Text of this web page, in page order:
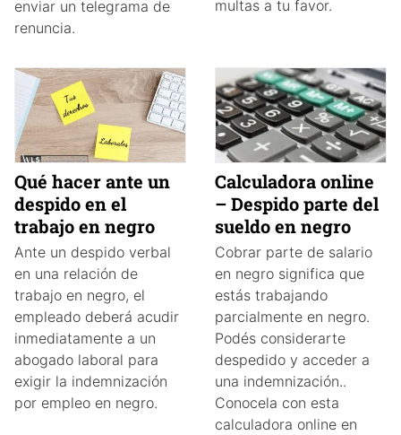
enviar un telegrama de
renuncia.
multas a tu favor.
Qué hacer ante un
despido en el
trabajo en negro
Ante un despido verbal
en una relación de
trabajo en negro, el
empleado deberá acudir
inmediatamente a un
abogado laboral para
exigir la indemnización
por empleo en negro.
Calculadora online
– Despido parte del
sueldo en negro
Cobrar parte de salario
en negro significa que
estás trabajando
parcialmente en negro.
Podés considerarte
despedido y acceder a
una indemnización..
Conocela con esta
calculadora online en